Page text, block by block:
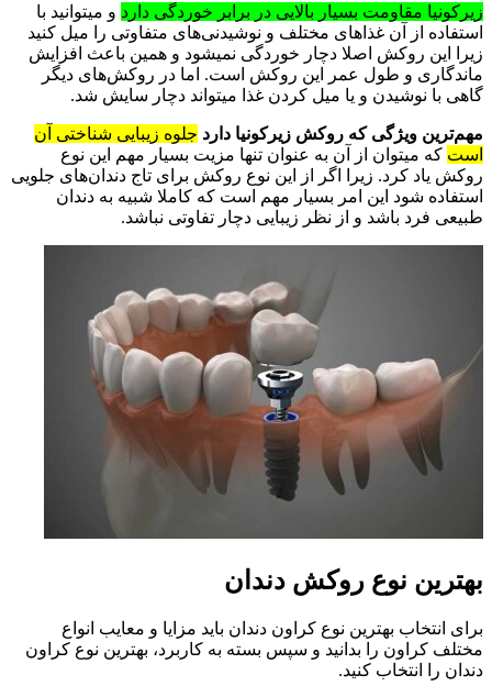
زیرکونیا مقاومت بسیار بالایی در برابر خوردگی دارد و میتوانید با
استفاده از آن غذاهای مختلف و نوشیدنی‌های متفاوتی را میل کنید
زیرا این روکش اصلا دچار خوردگی نمیشود و همین باعث افزایش
ماندگاری و طول عمر این روکش است. اما در روکش‌های دیگر
گاهی با نوشیدن و یا میل کردن غذا میتواند دچار سایش شد.
مهم‌ترین ویژگی که روکش زیرکونیا دارد جلوه زیبایی شناختی آن
است که میتوان از آن به عنوان تنها مزیت بسیار مهم این نوع
روکش یاد کرد. زیرا اگر از این نوع روکش برای تاج دندان‌های جلویی
استفاده شود این امر بسیار مهم است که کاملا شبیه به دندان
طبیعی فرد باشد و از نظر زیبایی دچار تفاوتی نباشد.
بهترین نوع روکش دندان
برای انتخاب بهترین نوع کراون دندان باید مزایا و معایب انواع
مختلف کراون را بدانید و سپس بسته به کاربرد، بهترین نوع کراون
دندان را انتخاب کنید.